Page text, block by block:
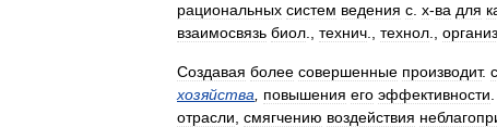
рациональных систем ведения с х-ва для
взаимосвязь биол технич технол
Создавая более совершенные производит.
хозяйства
повышения его эффективности
отрасли смягчению воздействия